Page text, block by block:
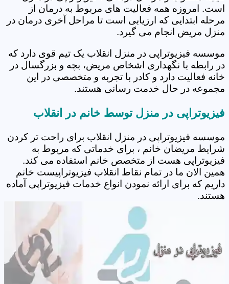
است. امروزه همه فعالیت های مربوط به درمان از
مرحله ابتدایی که ارزیابی است تا مراحل آخری درمان در
منزل مریض انجام می گیرد.
موسسه فیزیوتراپی در منزل انقلاب یک تیم قوی دارد که
در رابطه با نگهداری اشخاص مریض، بچه و بزرگسال در
خانه فعالیت دارد و کادر با تجربه و متخصصی در این
مجموعه در حال خدمت رسانی هستند.
فیزیوتراپی در منزل توسط خانم در انقلاب
موسسه فیزیوتراپی در منزل انقلاب برای راحت تر کردن
شرایط مریضان خانم ، برای خدماتی که مربوط به
فیزیوتراپی هست از متخصص خانم استفاده می کند.
همین الان ما در تمام نقاط انقلاب فیزیوتراپیست خانم
داریم که برای ارائه نمودن انواع خدمات فیزیوتراپی آماده
هستند.